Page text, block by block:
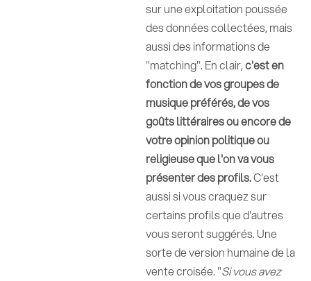
sur une exploitation poussée
des données collectées, mais
aussi des informations de
"matching". En clair,c'est en
fonction de vos groupes de
musique préférés, de vos
goûts littéraires ou encore de
votre opinion politique ou
religieuse que l'on va vous
présenter des profils.C'est
aussi si vous craquez sur
certains profils que d'autres
vous seront suggérés. Une
sorte de version humaine de la
vente croisée. "Si vous avez